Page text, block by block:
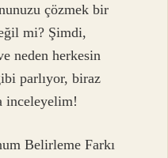
çözmek bir
mi? Şimdi,
neden herkesin
parlıyor, biraz
inceleyelim!
Belirleme Farkı